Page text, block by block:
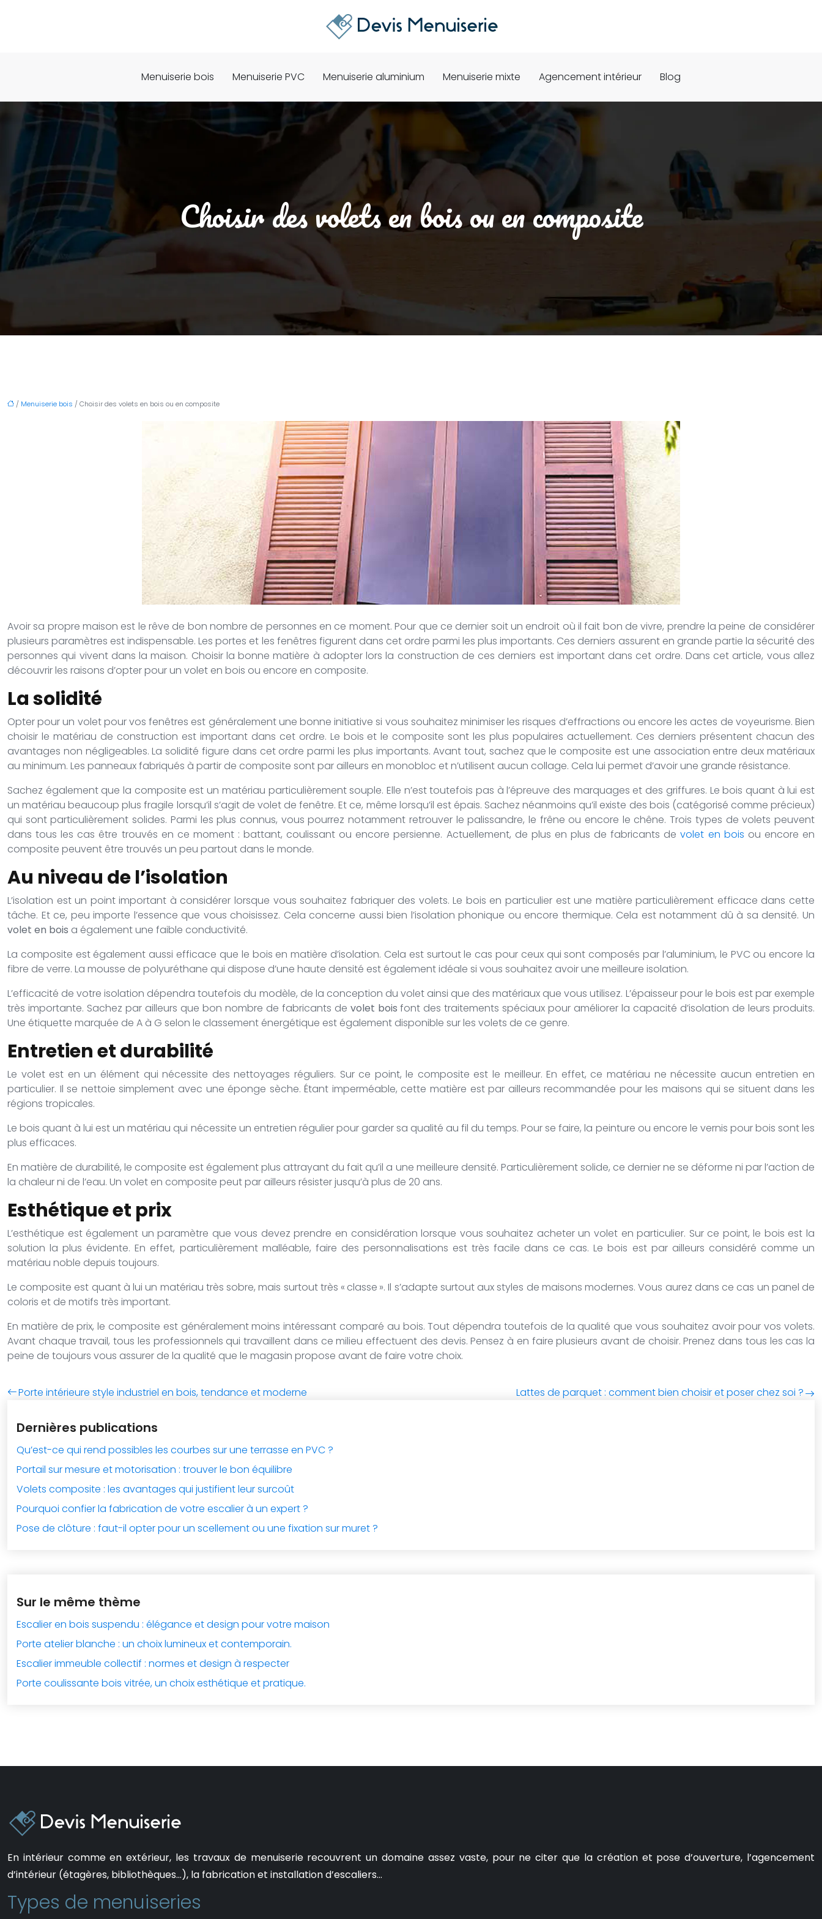
Menuiserie bois Menuiserie PVC Menuiserie aluminium Menuiserie mixte Agencement intérieur Blog
Choisir des volets en bois ou en composite
/ Menuiserie bois / Choisir des volets en bois ou en composite
Avoir sa propre maison est le rêve de bon nombre de personnes en ce moment. Pour que ce dernier soit un endroit où il fait bon de vivre, prendre la peine de considérer
plusieurs paramètres est indispensable. Les portes et les fenêtres figurent dans cet ordre parmi les plus importants. Ces derniers assurent en grande partie la sécurité des
personnes qui vivent dans la maison. Choisir la bonne matière à adopter lors la construction de ces derniers est important dans cet ordre. Dans cet article, vous allez
découvrir les raisons d’opter pour un volet en bois ou encore en composite.
La solidité
Opter pour un volet pour vos fenêtres est généralement une bonne initiative si vous souhaitez minimiser les risques d’effractions ou encore les actes de voyeurisme. Bien
choisir le matériau de construction est important dans cet ordre. Le bois et le composite sont les plus populaires actuellement. Ces derniers présentent chacun des
avantages non négligeables. La solidité figure dans cet ordre parmi les plus importants. Avant tout, sachez que le composite est une association entre deux matériaux
au minimum. Les panneaux fabriqués à partir de composite sont par ailleurs en monobloc et n’utilisent aucun collage. Cela lui permet d’avoir une grande résistance.
Sachez également que la composite est un matériau particulièrement souple. Elle n’est toutefois pas à l’épreuve des marquages et des griffures. Le bois quant à lui est
un matériau beaucoup plus fragile lorsqu’il s’agit de volet de fenêtre. Et ce, même lorsqu’il est épais. Sachez néanmoins qu’il existe des bois (catégorisé comme précieux)
qui sont particulièrement solides. Parmi les plus connus, vous pourrez notamment retrouver le palissandre, le frêne ou encore le chêne. Trois types de volets peuvent
dans tous les cas être trouvés en ce moment : battant, coulissant ou encore persienne. Actuellement, de plus en plus de fabricants devolet en bois ou encore en
composite peuvent être trouvés un peu partout dans le monde.
Au niveau de l’isolation
L’isolation est un point important à considérer lorsque vous souhaitez fabriquer des volets. Le bois en particulier est une matière particulièrement efficace dans cette
tâche. Et ce, peu importe l’essence que vous choisissez. Cela concerne aussi bien l’isolation phonique ou encore thermique. Cela est notamment dû à sa densité. Un
volet en bois a également une faible conductivité.
La composite est également aussi efficace que le bois en matière d’isolation. Cela est surtout le cas pour ceux qui sont composés par l’aluminium, le PVC ou encore la
fibre de verre. La mousse de polyuréthane qui dispose d’une haute densité est également idéale si vous souhaitez avoir une meilleure isolation.
L’efficacité de votre isolation dépendra toutefois du modèle, de la conception du volet ainsi que des matériaux que vous utilisez. L’épaisseur pour le bois est par exemple
très importante. Sachez par ailleurs que bon nombre de fabricants de volet bois font des traitements spéciaux pour améliorer la capacité d’isolation de leurs produits.
Une étiquette marquée de A à G selon le classement énergétique est également disponible sur les volets de ce genre.
Entretien et durabilité
Le volet est en un élément qui nécessite des nettoyages réguliers. Sur ce point, le composite est le meilleur. En effet, ce matériau ne nécessite aucun entretien en
particulier. Il se nettoie simplement avec une éponge sèche. Étant imperméable, cette matière est par ailleurs recommandée pour les maisons qui se situent dans les
régions tropicales.
Le bois quant à lui est un matériau qui nécessite un entretien régulier pour garder sa qualité au fil du temps. Pour se faire, la peinture ou encore le vernis pour bois sont les
plus efficaces.
En matière de durabilité, le composite est également plus attrayant du fait qu’il a une meilleure densité. Particulièrement solide, ce dernier ne se déforme ni par l’action de
la chaleur ni de l’eau. Un volet en composite peut par ailleurs résister jusqu’à plus de 20 ans.
Esthétique et prix
L’esthétique est également un paramètre que vous devez prendre en considération lorsque vous souhaitez acheter un volet en particulier. Sur ce point, le bois est la
solution la plus évidente. En effet, particulièrement malléable, faire des personnalisations est très facile dans ce cas. Le bois est par ailleurs considéré comme un
matériau noble depuis toujours.
Le composite est quant à lui un matériau très sobre, mais surtout très « classe ». Il s’adapte surtout aux styles de maisons modernes. Vous aurez dans ce cas un panel de
coloris et de motifs très important.
En matière de prix, le composite est généralement moins intéressant comparé au bois. Tout dépendra toutefois de la qualité que vous souhaitez avoir pour vos volets.
Avant chaque travail, tous les professionnels qui travaillent dans ce milieu effectuent des devis. Pensez à en faire plusieurs avant de choisir. Prenez dans tous les cas la
peine de toujours vous assurer de la qualité que le magasin propose avant de faire votre choix.
Porte intérieure style industriel en bois, tendance et moderne Lattes de parquet : comment bien choisir et poser chez soi ?
Dernières publications
Qu’est-ce qui rend possibles les courbes sur une terrasse en PVC ?
Portail sur mesure et motorisation : trouver le bon équilibre
Volets composite : les avantages qui justifient leur surcoût
Pourquoi confier la fabrication de votre escalier à un expert ?
Pose de clôture : faut-il opter pour un scellement ou une fixation sur muret ?
Sur le même thème
Escalier en bois suspendu : élégance et design pour votre maison
Porte atelier blanche : un choix lumineux et contemporain.
Escalier immeuble collectif : normes et design à respecter
Porte coulissante bois vitrée, un choix esthétique et pratique.
En intérieur comme en extérieur, les travaux de menuiserie recouvrent un domaine assez vaste, pour ne citer que la création et pose d’ouverture, l’agencement
d’intérieur (étagères, bibliothèques…), la fabrication et installation d’escaliers…
Types de menuiseries